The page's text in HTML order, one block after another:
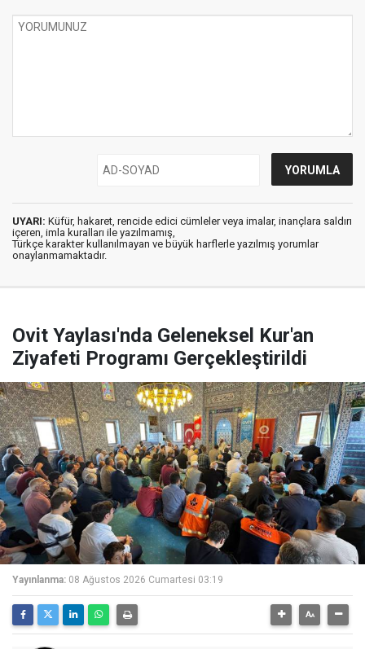
UYARI: Küfür, hakaret, rencide edici cümleler veya imalar, inançlara saldırı
içeren, imla kuralları ile yazılmamış,
Türkçe karakter kullanılmayan ve büyük harflerle yazılmış yorumlar
onaylanmamaktadır.
Ovit Yaylası'nda Geleneksel Kur'an
Ziyafeti Programı Gerçekleştirildi
Yayınlanma: 08 Ağustos 2026 Cumartesi 03:19